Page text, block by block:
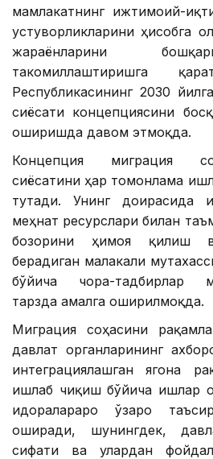
мамлакатнинг ижтимоий-
устуворликларини ҳисобга
жараёнларини
такомиллаштиришга
Республикасининг 2030
сиёсати концепциясини
оширишда давом этмоқда.
Концепция миграция
сиёсатини ҳар томонлама
тутади. Унинг доирасида
меҳнат ресурслари билан
бозорини ҳимоя қилиш
берадиган малакали
бўйича чора-тадбирлар
тарзда амалга оширилмоқда.
Миграция соҳасини
давлат органларининг
интеграциялашган ягона
ишлаб чиқиш бўйича ишлар
идоралараро ўзаро
оширади, шунингдек,
сифати ва улардан